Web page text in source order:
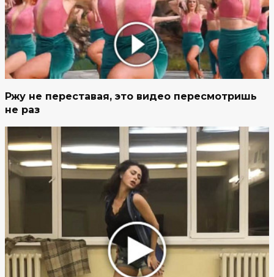
Ржу не переставая, это видео пересмотришь
не раз